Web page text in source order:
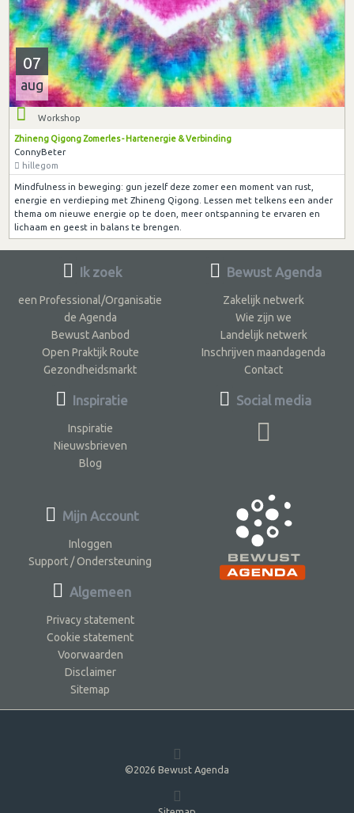
07
aug
Workshop
Zhineng Qigong Zomerles - Hartenergie & Verbinding
ConnyBeter
hillegom
Mindfulness in beweging: gun jezelf deze zomer een moment van rust,
energie en verdieping met Zhineng Qigong. Lessen met telkens een ander
thema om nieuwe energie op te doen, meer ontspanning te ervaren en
lichaam en geest in balans te brengen.
Ik zoek
een Professional/Organisatie
de Agenda
Bewust Aanbod
Open Praktijk Route
Gezondheidsmarkt
Inspiratie
Inspiratie
Nieuwsbrieven
Blog
Bewust Agenda
Zakelijk netwerk
Wie zijn we
Landelijk netwerk
Inschrijven maandagenda
Contact
Social media
Mijn Account
Inloggen
Support / Ondersteuning
Algemeen
Privacy statement
Cookie statement
Voorwaarden
Disclaimer
Sitemap
©2026 Bewust Agenda